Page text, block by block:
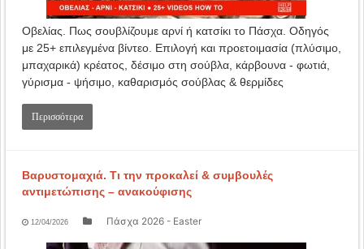
Οβελίας. Πως σουβλίζουμε αρνί ή κατσίκι το Πάσχα. Οδηγός
με 25+ επιλεγμένα βίντεο. Επιλογή και προετοιμασία (πλύσιμο,
μπαχαρικά) κρέατος, δέσιμο στη σούβλα, κάρβουνα - φωτιά,
γύρισμα - ψήσιμο, καθαρισμός σούβλας & θερμίδες
Περισσότερα
Βαρυστομαχιά. Τι την προκαλεί & συμβουλές
αντιμετώπισης – ανακούφισης
12/04/2026 Πάσχα 2026 - Easter